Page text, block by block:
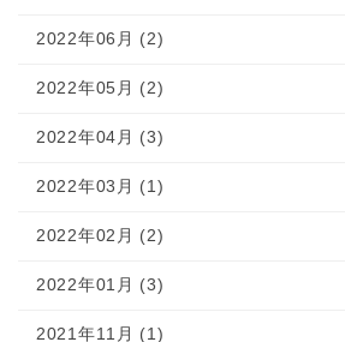
2022年06月 (2)
2022年05月 (2)
2022年04月 (3)
2022年03月 (1)
2022年02月 (2)
2022年01月 (3)
2021年11月 (1)